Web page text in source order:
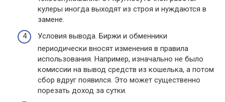
кулеры иногда выходят из строя и нуждаются в
замене.
Условия вывода. Биржи и обменники
периодически вносят изменения в правила
использования. Например, изначально не было
комиссии на вывод средств из кошелька, а потом
сбор вдруг появился. Это может существенно
порезать доход за сутки.